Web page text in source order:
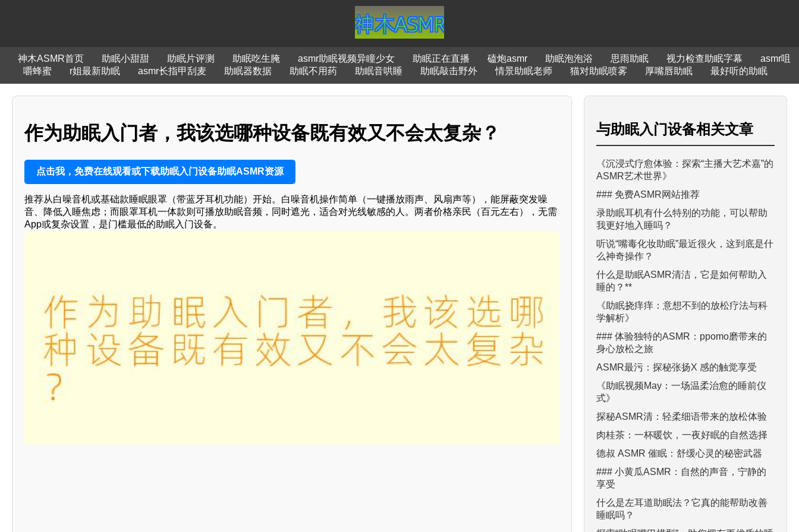
神木ASMR首页 助眠小甜甜 助眠片评测 助眠吃生腌 asmr助眠视频异瞳少女 助眠正在直播 磕炮asmr 助眠泡泡浴 思雨助眠 视力检查助眠字幕
asmr咀
嚼蜂蜜
r姐最新助眠 asmr长指甲刮麦 助眠器数据 助眠不用药 助眠音哄睡 助眠敲击野外 情景助眠老师 猫对助眠喷雾 厚嘴唇助眠 最好听的助眠
作为助眠入门者，我该选哪种设备既有效又不会太复杂？
点击我，免费在线观看或下载助眠入门设备助眠ASMR资源
推荐从白噪音机或基础款睡眠眼罩（带蓝牙耳机功能）开始。白噪音机操作简单（一键播放雨声、风扇声等），能屏蔽突发噪
音、降低入睡焦虑；而眼罩耳机一体款则可播放助眠音频，同时遮光，适合对光线敏感的人。两者价格亲民（百元左右），无需
App或复杂设置，是门槛最低的助眠入门设备。
与助眠入门设备相关文章
《沉浸式疗愈体验：探索“主播大艺术嘉”的
ASMR艺术世界》
### 免费ASMR网站推荐
录助眠耳机有什么特别的功能，可以帮助
我更好地入睡吗？
听说“嘴毒化妆助眠”最近很火，这到底是什
么神奇操作？
什么是助眠ASMR清洁，它是如何帮助入
睡的？**
《助眠挠痒痒：意想不到的放松疗法与科
学解析》
### 体验独特的ASMR：ppomo磨带来的
身心放松之旅
ASMR最污：探秘张扬X 感的触觉享受
《助眠视频May：一场温柔治愈的睡前仪
式》
探秘ASMR清：轻柔细语带来的放松体验
肉桂茶：一杯暖饮，一夜好眠的自然选择
德叔 ASMR 催眠：舒缓心灵的秘密武器
### 小黄瓜ASMR：自然的声音，宁静的
享受
什么是左耳道助眠法？它真的能帮助改善
睡眠吗？